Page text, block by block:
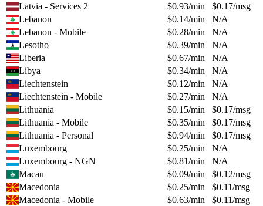
Latvia - Services 2
$0.93/min $0.17/msg
Lebanon
$0.14/min
N/A
Lebanon - Mobile
$0.28/min
N/A
Lesotho
$0.39/min
N/A
Liberia
$0.67/min
N/A
Libya
$0.34/min
N/A
Liechtenstein
$0.12/min
N/A
Liechtenstein - Mobile
$0.27/min
N/A
Lithuania
$0.15/min $0.17/msg
Lithuania - Mobile
$0.35/min $0.17/msg
Lithuania - Personal
$0.94/min $0.17/msg
Luxembourg
$0.25/min
N/A
Luxembourg - NGN
$0.81/min
N/A
Macau
$0.09/min $0.12/msg
Macedonia
$0.25/min $0.11/msg
Macedonia - Mobile
$0.63/min $0.11/msg